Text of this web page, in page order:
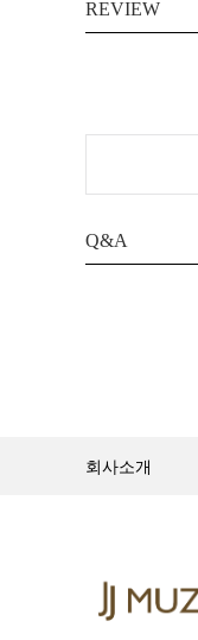
REVIEW
Q&A
회사소개